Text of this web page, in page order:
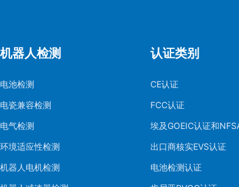
机器人检测
电池检测
电瓷兼容检测
电气检测
环境适应性检测
机器人电机检测
认证类别
CE认证
FCC认证
埃及GOEIC认证和
出口商核实EVS认证
电池检测认证